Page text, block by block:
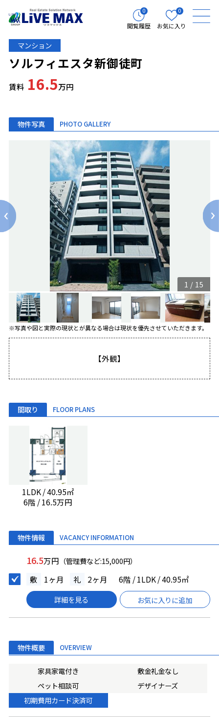
0
閲覧履歴
0
お気に入り
マンション
ソルフィエスタ新御徒町
賃料 16.5万円
物件写真 PHOTO GALLERY
1 / 15
※写真や図と実際の現状とが異なる場合は現状を優先させていただきます。
【外観】
間取り FLOOR PLANS
1LDK / 40.95㎡
6階 / 16.5万円
物件情報 VACANCY INFORMATION
16.5万円 （管理費など:15,000円）
敷 1ヶ月 礼 2ヶ月 6階 / 1LDK / 40.95㎡
詳細を見る お気に入りに追加
物件概要 OVERVIEW
家具家電付き
敷金礼金なし
ペット相談可
デザイナーズ
初期費用カード決済可